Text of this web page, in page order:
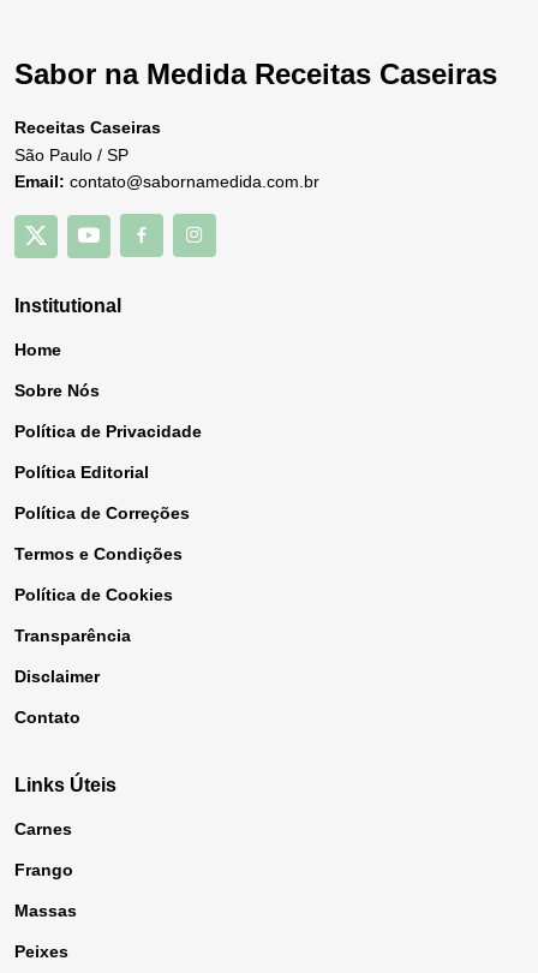
Sabor na Medida Receitas Caseiras
Receitas Caseiras
São Paulo / SP
Email: contato@sabornamedida.com.br
Institutional
Home
Sobre Nós
Política de Privacidade
Política Editorial
Política de Correções
Termos e Condições
Política de Cookies
Transparência
Disclaimer
Contato
Links Úteis
Carnes
Frango
Massas
Peixes